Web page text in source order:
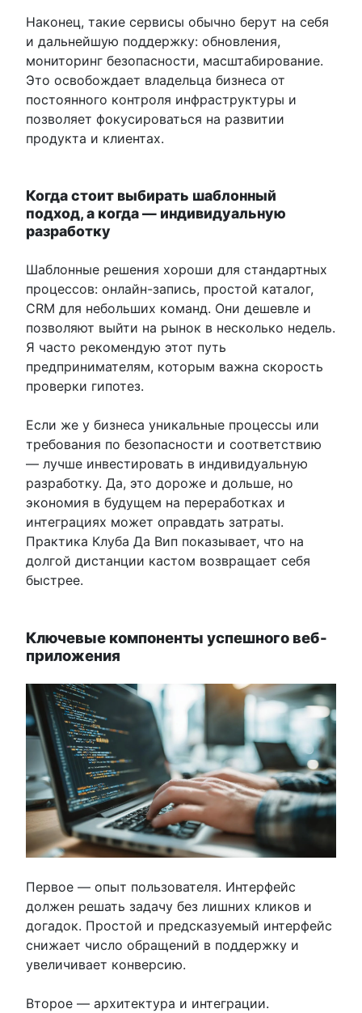
Наконец, такие сервисы обычно берут на себя
и дальнейшую поддержку: обновления,
мониторинг безопасности, масштабирование.
Это освобождает владельца бизнеса от
постоянного контроля инфраструктуры и
позволяет фокусироваться на развитии
продукта и клиентах.
Когда стоит выбирать шаблонный
подход, а когда — индивидуальную
разработку
Шаблонные решения хороши для стандартных
процессов: онлайн-запись, простой каталог,
CRM для небольших команд. Они дешевле и
позволяют выйти на рынок в несколько недель.
Я часто рекомендую этот путь
предпринимателям, которым важна скорость
проверки гипотез.
Если же у бизнеса уникальные процессы или
требования по безопасности и соответствию
— лучше инвестировать в индивидуальную
разработку. Да, это дороже и дольше, но
экономия в будущем на переработках и
интеграциях может оправдать затраты.
Практика Клуба Да Вип показывает, что на
долгой дистанции кастом возвращает себя
быстрее.
Ключевые компоненты успешного веб-
приложения
Первое — опыт пользователя. Интерфейс
должен решать задачу без лишних кликов и
догадок. Простой и предсказуемый интерфейс
снижает число обращений в поддержку и
увеличивает конверсию.
Второе — архитектура и интеграции.